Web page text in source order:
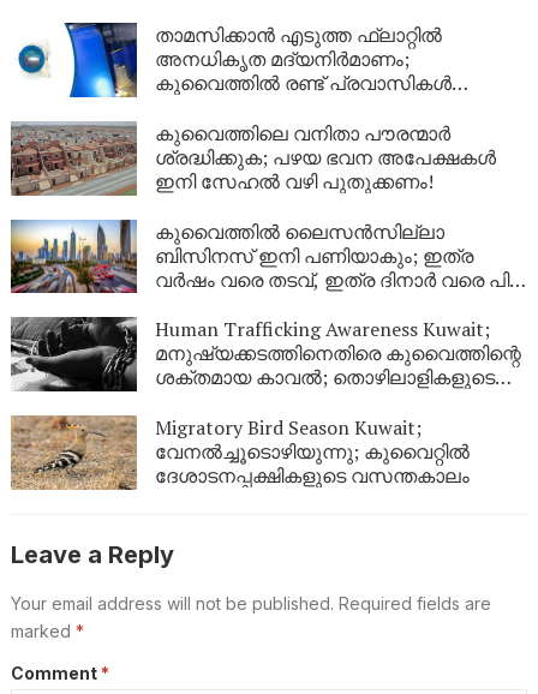
താമസിക്കാൻ എടുത്ത ഫ്ലാറ്റിൽ
അനധികൃത മദ്യനിർമാണം;
കുവൈത്തിൽ രണ്ട് പ്രവാസികൾ
കുവൈത്തിലെ വനിതാ പൗരന്മാർ
ശ്രദ്ധിക്കുക; പഴയ ഭവന അപേക്ഷകൾ
ഇനി സേഹൽ വഴി പുതുക്കണം!
കുവൈത്തിൽ ലൈസൻസില്ലാ
ബിസിനസ് ഇനി പണിയാകും; ഇത്ര
വർഷം വരെ തടവ്, ഇത്ര ദിനാർ വരെ പിഴ,
Human Trafficking Awareness Kuwait;
മനുഷ്യക്കടത്തിനെതിരെ കുവൈത്തിന്റെ
ശക്തമായ കാവൽ; തൊഴിലാളികളുടെ
Migratory Bird Season Kuwait;
വേനൽച്ചൂടൊഴിയുന്നു; കുവൈറ്റിൽ
ദേശാടനപ്പക്ഷികളുടെ വസന്തകാലം
Leave a Reply
Your email address will not be published. Required fields are
marked *
Comment *